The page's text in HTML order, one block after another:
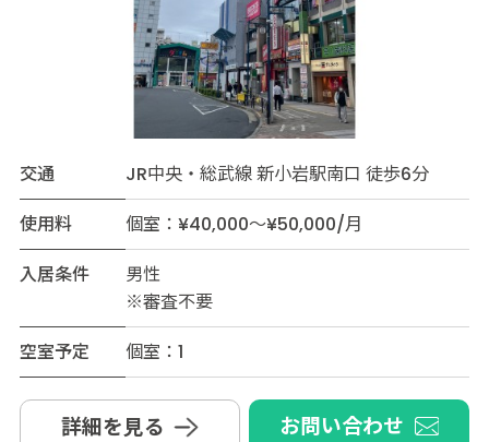
交通
JR中央・総武線 新小岩駅南口 徒歩6分
使用料
個室：¥40,000～¥50,000/月
入居条件
男性
※審査不要
空室予定
個室：1
詳細を見る お問い合わせ